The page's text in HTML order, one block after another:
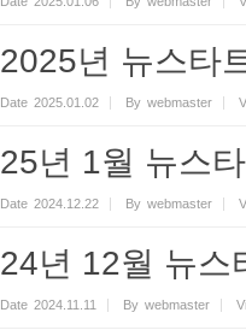
2025년 뉴스타
Date 2025.01.02 By webmaster
25년 1월 뉴스
Date 2024.12.22 By webmaster
24년 12월 뉴스
Date 2024.11.11 By webmaster